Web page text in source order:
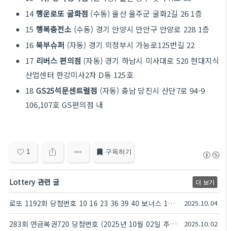
14행운로또 굴화점 (수동) 울산 울주군 굴화2길 26 1층
15 행복충전소 (수동) 경기 안양시 만안구 안양로 228 1층
16 북부슈퍼 (자동) 경기 의정부시 가능로125번길 22
17 리버스 편의점 (자동) 경기 하남시 미사대로 520 현대지식
산업센터 한강미사2차 D동 125호
18 GS25석문센트럴점 (자동) 충남 당진시 산단7로 94-9
106,107호 GS편의점 내
1 구독하기
Lottery 관련 글 더 보기
로또 1192회 당첨번호 10 16 23 36 39 40 보너스 11 | 로또645 당첨금 1,079,546,587원 | 1등 판매점 | (2025년 10월 04일 추첨) 2025.10.04
283회 연금복권720 당첨번호 (2025년 10월 02일 추첨) 1등 3조 653503 보너스 876831 당첨금 조회 2025.10.02